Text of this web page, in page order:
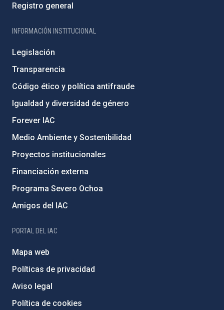
Registro general
INFORMACIÓN INSTITUCIONAL
Legislación
Transparencia
Código ético y política antifraude
Igualdad y diversidad de género
Forever IAC
Medio Ambiente y Sostenibilidad
Proyectos institucionales
Financiación externa
Programa Severo Ochoa
Amigos del IAC
PORTAL DEL IAC
Mapa web
Políticas de privacidad
Aviso legal
Política de cookies